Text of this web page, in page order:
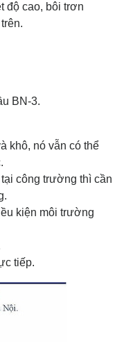
độ cao, bôi trơn
BN-3.
khô, nó vẫn có thể
công trường thì cần
kiện môi trường
tiếp.